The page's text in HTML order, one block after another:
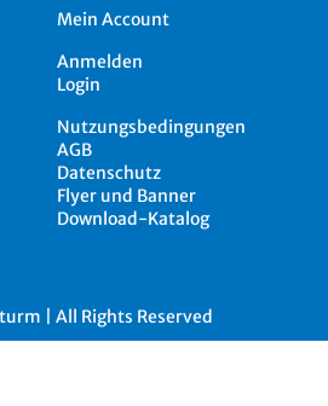
Mein Account
Anmelden
Login
Nutzungsbedingungen
AGB
Datenschutz
Flyer und Banner
Download-Katalog
| All Rights Reserved